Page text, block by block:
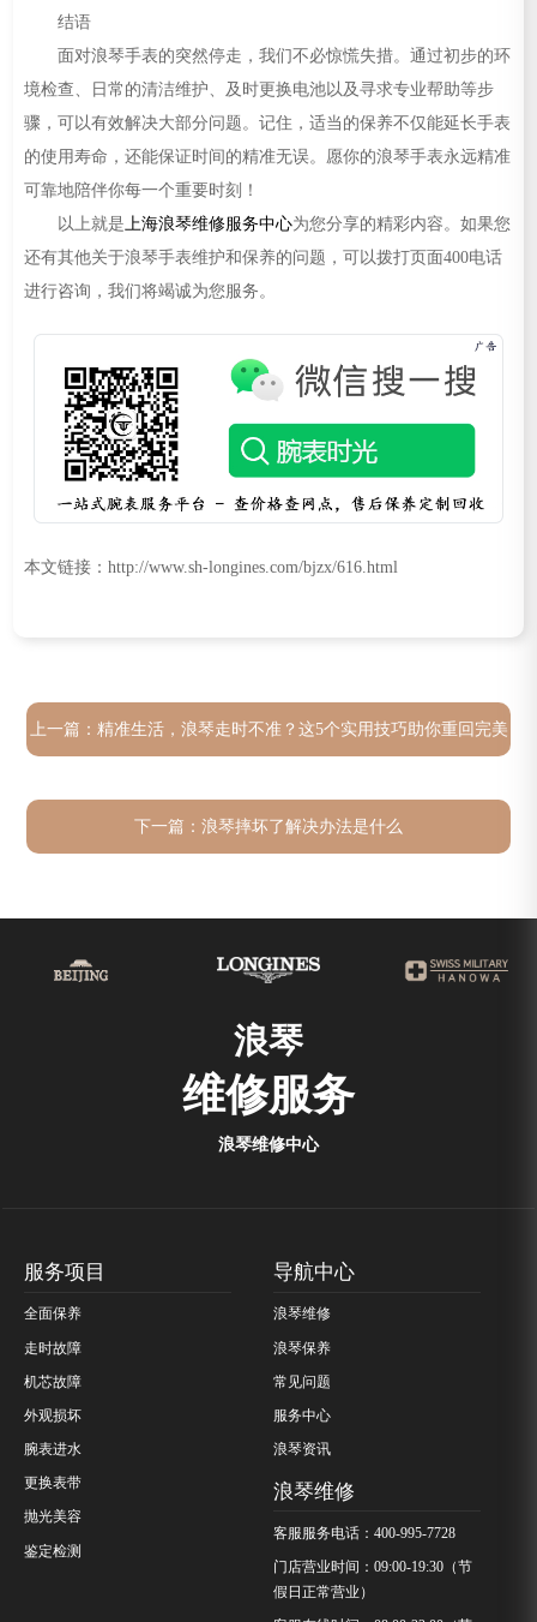
结语
面对浪琴手表的突然停走，我们不必惊慌失措。通过初步的环
境检查、日常的清洁维护、及时更换电池以及寻求专业帮助等步
骤，可以有效解决大部分问题。记住，适当的保养不仅能延长手表
的使用寿命，还能保证时间的精准无误。愿你的浪琴手表永远精准
可靠地陪伴你每一个重要时刻！
以上就是上海浪琴维修服务中心为您分享的精彩内容。如果您
还有其他关于浪琴手表维护和保养的问题，可以拨打页面400电话
进行咨询，我们将竭诚为您服务。
本文链接：http://www.sh-longines.com/bjzx/616.html
上一篇： 精准生活，浪琴走时不准？这5个实用技巧助你重回完美
下一篇： 浪琴摔坏了解决办法是什么
浪琴
维修服务
浪琴维修中心
服务项目
全面保养
走时故障
机芯故障
外观损坏
腕表进水
更换表带
抛光美容
鉴定检测
导航中心
浪琴维修
浪琴保养
常见问题
服务中心
浪琴资讯
浪琴维修
客服服务电话：400-995-7728
门店营业时间：09:00-19:30（节
假日正常营业）